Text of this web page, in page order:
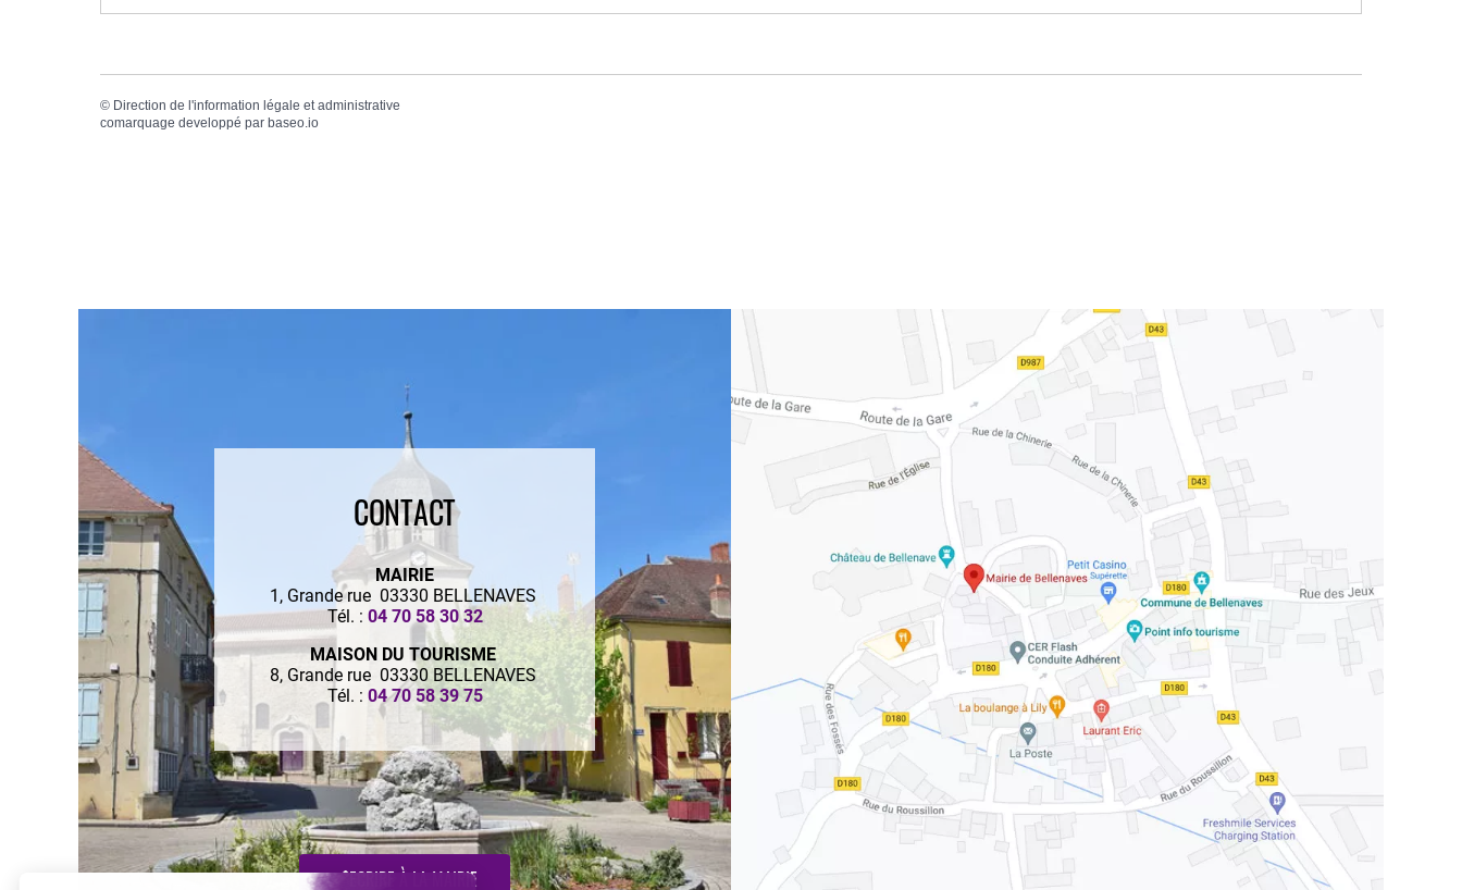
© Direction de l'information légale et administrative
comarquage developpé par baseo.io
CONTACT
MAIRIE
1, Grande rue 03330 BELLENAVES
Tél. : 04 70 58 30 32
MAISON DU TOURISME
8, Grande rue 03330 BELLENAVES
Tél. : 04 70 58 39 75
ECRIRE À LA MAIRIE